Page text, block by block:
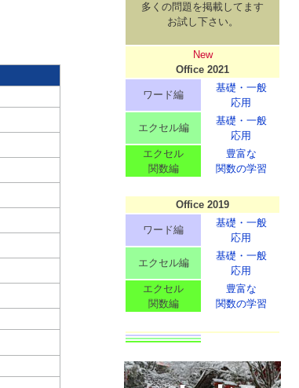
多くの問題を掲載してます
お試し下さい。
New
Office 2021
ワード編
基礎・一般
応用
エクセル編
基礎・一般
応用
エクセル
関数編
豊富な
関数の学習
Office 2019
ワード編
基礎・一般
応用
エクセル編
基礎・一般
応用
エクセル
関数編
豊富な
関数の学習